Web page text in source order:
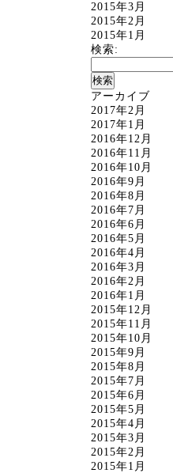
2015年3月
2015年2月
2015年1月
検索:
アーカイブ
2017年2月
2017年1月
2016年12月
2016年11月
2016年10月
2016年9月
2016年8月
2016年7月
2016年6月
2016年5月
2016年4月
2016年3月
2016年2月
2016年1月
2015年12月
2015年11月
2015年10月
2015年9月
2015年8月
2015年7月
2015年6月
2015年5月
2015年4月
2015年3月
2015年2月
2015年1月